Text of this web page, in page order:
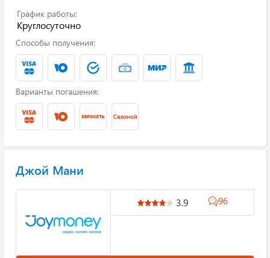
График работы:
Круглосуточно
Способы получения:
Варианты погашения:
Джой Мани
3.9 96